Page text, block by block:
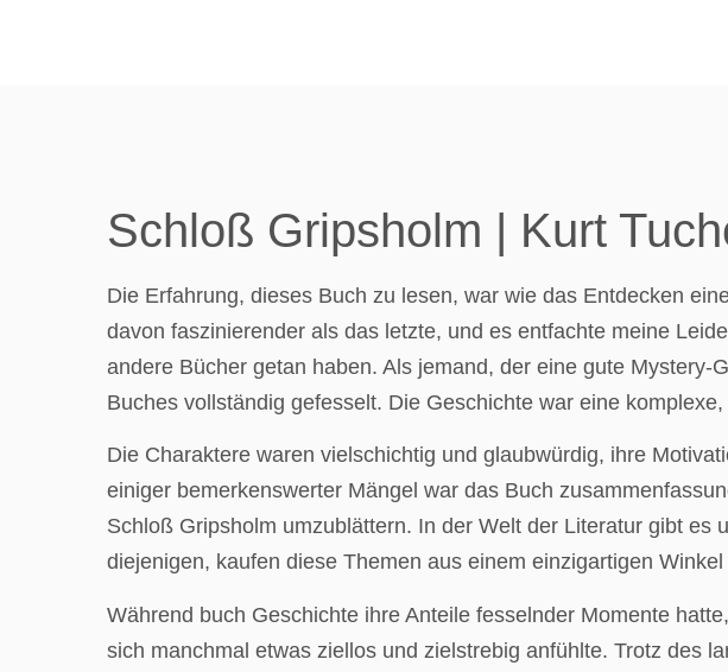
Schloß Gripsholm | Kurt
Die Erfahrung, dieses Buch zu lesen, war wie das Entdecken
davon faszinierender als das letzte, und es entfachte meine
andere Bücher getan haben. Als jemand, der eine gute
Buches vollständig gefesselt. Die Geschichte war eine
Die Charaktere waren vielschichtig und glaubwürdig, ihre
einiger bemerkenswerter Mängel war das Buch
Schloß Gripsholm umzublättern. In der Welt der Literatur gibt
diejenigen, kaufen diese Themen aus einem einzigartigen
Während buch Geschichte ihre Anteile fesselnder Momente
sich manchmal etwas ziellos und zielstrebig anfühlte. Trotz des